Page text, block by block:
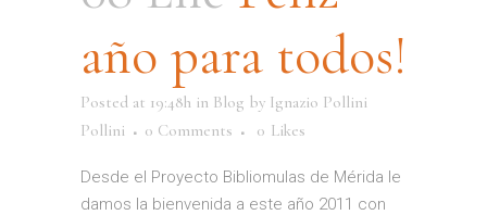
año para todos!
Posted at 19:48h in Blog by Ignazio Pollini
Pollini
0 Comments 0 Likes
Desde el Proyecto Bibliomulas de Mérida le
damos la bienvenida a este año 2011 con